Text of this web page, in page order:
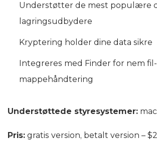
Understøtter de mest populære
lagringsudbydere
Kryptering holder dine data sikre
Integreres med Finder for nem
mappehåndtering
Understøttede styresystemer:
Pris: gratis version, betalt version –